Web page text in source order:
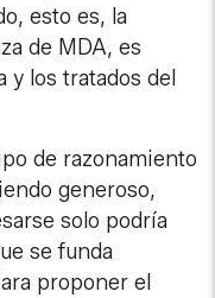
esto es, la
de MDA, es
y los tratados del
de razonamiento
generoso,
solo podría
se funda
proponer el